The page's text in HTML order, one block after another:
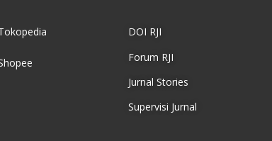
DOI RJI
Forum RJI
Jurnal Stories
Supervisi Jurnal